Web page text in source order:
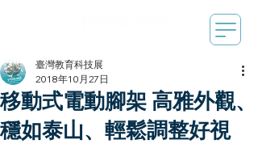
移動式電動腳架 高雅外觀、
穩如泰山、輕鬆調整好視
臺灣教育科技展
2018年10月27日